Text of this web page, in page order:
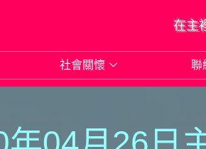
在主
社會關懷 聯